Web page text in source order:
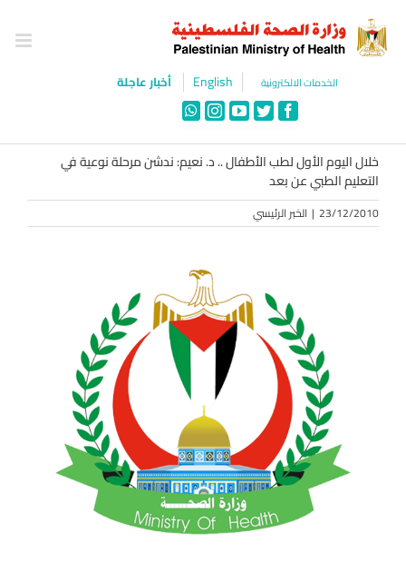
content
الخدمات الالكترونية English أخبار عاجلة
Facebook
Twitter
YouTube
Instagram
WhatsApp
خلال اليوم الأول لطب الأطفال .. د. نعيم: ندشن مرحلة نوعية في
التعليم الطبي عن بعد
23/12/2010
| الخبر الرئيسي